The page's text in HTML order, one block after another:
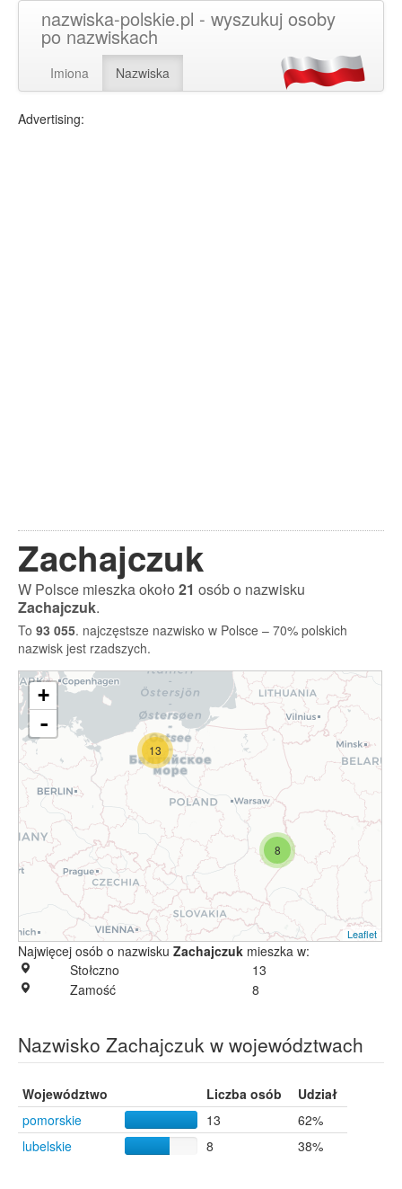
nazwiska-polskie.pl - wyszukuj osoby
po nazwiskach
Imiona Nazwiska
Advertising:
Zachajczuk
W Polsce mieszka około21 osób o nazwisku
Zachajczuk.
To 93 055. najczęstsze nazwisko w Polsce – 70% polskich
nazwisk jest rzadszych.
8
13
+
-
Leaflet
Najwięcej osób o nazwisku Zachajczuk mieszka w:
Stołczno
13
Zamość
8
Nazwisko Zachajczuk w województwach
Województwo Liczba osób
Udział
pomorskie
13
62%
lubelskie
8 38%